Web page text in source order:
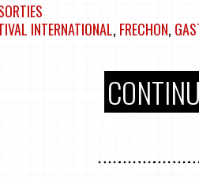
INTERNATIONAL, FRECHON,